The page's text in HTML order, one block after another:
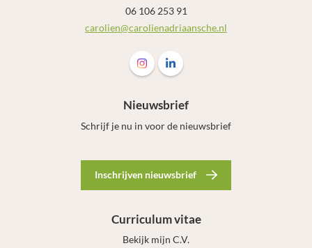
06 106 253 91
carolien@carolienadriaansche.nl
Follow us on Instagram Carolien
Follow us on LinkedIn
Nieuwsbrief
Schrijf je nu in voor de nieuwsbrief
Inschrijven nieuwsbrief
Curriculum vitae
Bekijk mijn C.V.